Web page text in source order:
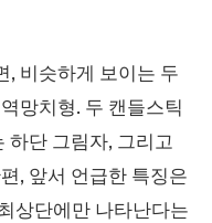
, 비슷하게 보이는 두
망치형. 두 캔들스틱
하단 그림자, 그리고
, 앞서 언급한 특징은
상단에만 나타난다는